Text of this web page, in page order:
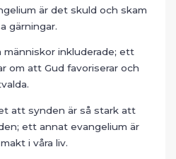
är det skuld och skam
gärningar.
människor inkluderade; ett
om att Gud favoriserar och
att synden är så stark att
ett annat evangelium är
i våra liv.